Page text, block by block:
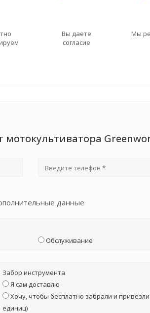
Вы даете
согласие
Мы
мотокультиватора
данные
Обслуживание
Забор инструмента
Я сам доставлю
Хочу, чтобы бесплатно забрали и
единиц)